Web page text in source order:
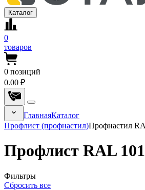
Каталог
0
товаров
0 позиций
0.00 ₽
ГлавнаяКаталог
Профлист (профнастил)Профнастил
Профлист RAL
Фильтры
Сбросить все